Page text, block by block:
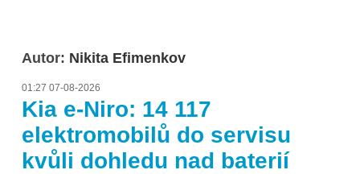
Autor: Nikita Efimenkov
01:27 07-08-2026
Kia e-Niro: 14 117
elektromobilů do servisu
kvůli dohledu nad baterií